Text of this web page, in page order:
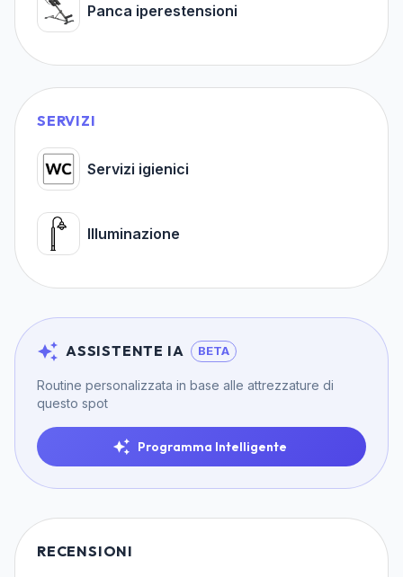
Panca iperestensioni
SERVIZI
Servizi igienici
Illuminazione
ASSISTENTE IA BETA
Routine personalizzata in base alle attrezzature di
questo spot
Programma Intelligente
RECENSIONI